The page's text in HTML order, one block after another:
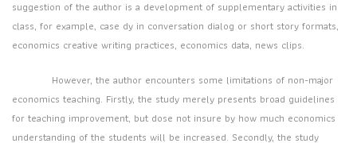
suggestion of the author is a development of supplementary activities in
class, for example, case dy in conversation dialog or short story formats,
economics creative writing practices, economics data, news clips.
However, the author encounters some limitations of non-major
economics teaching. Firstly, the study merely presents broad guidelines
for teaching improvement, but dose not insure by how much economics
understanding of the students will be increased. Secondly, the study